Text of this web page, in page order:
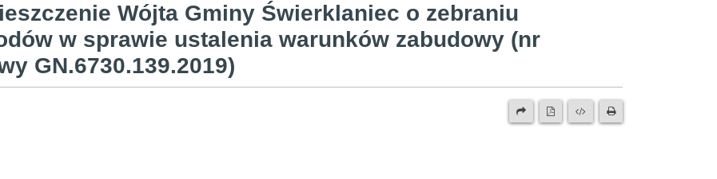
Wójta Gminy Świerklaniec o zebraniu
w sprawie ustalenia warunków zabudowy (nr
GN.6730.139.2019)